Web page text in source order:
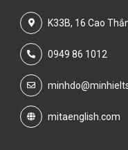
K33B, 16 Cao
0949 86 1012
mitaenglish.com